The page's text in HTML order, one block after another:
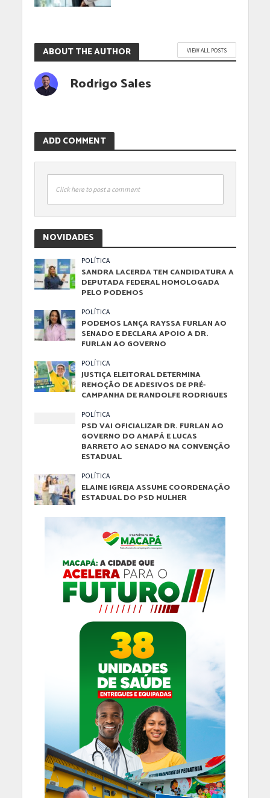
ABOUT THE AUTHOR VIEW ALL POSTS
Rodrigo Sales
ADD COMMENT
Click here to post a comment
NOVIDADES
POLÍTICA
SANDRA LACERDA TEM CANDIDATURA A
DEPUTADA FEDERAL HOMOLOGADA
PELO PODEMOS
POLÍTICA
PODEMOS LANÇA RAYSSA FURLAN AO
SENADO E DECLARA APOIO A DR.
FURLAN AO GOVERNO
POLÍTICA
JUSTIÇA ELEITORAL DETERMINA
REMOÇÃO DE ADESIVOS DE PRÉ-
CAMPANHA DE RANDOLFE RODRIGUES
POLÍTICA
PSD VAI OFICIALIZAR DR. FURLAN AO
GOVERNO DO AMAPÁ E LUCAS
BARRETO AO SENADO NA CONVENÇÃO
ESTADUAL
POLÍTICA
ELAINE IGREJA ASSUME COORDENAÇÃO
ESTADUAL DO PSD MULHER